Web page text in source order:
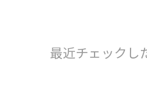
最近チェックし